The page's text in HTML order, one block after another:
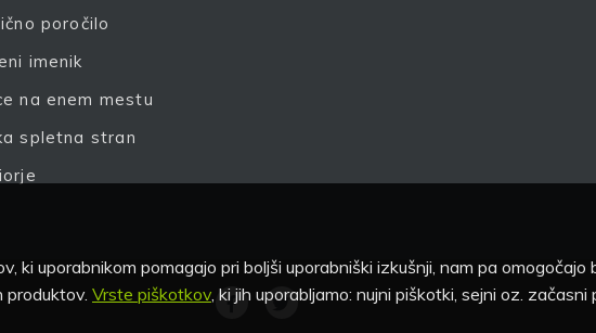
poročilo
imenik
na enem mestu
spletna stran
ki uporabnikom pomagajo pri boljši uporabniški izkušnji, nam pa omogočajo
Vrste piškotkov, ki jih uporabljamo: nujni piškotki, sejni oz.
Prijava